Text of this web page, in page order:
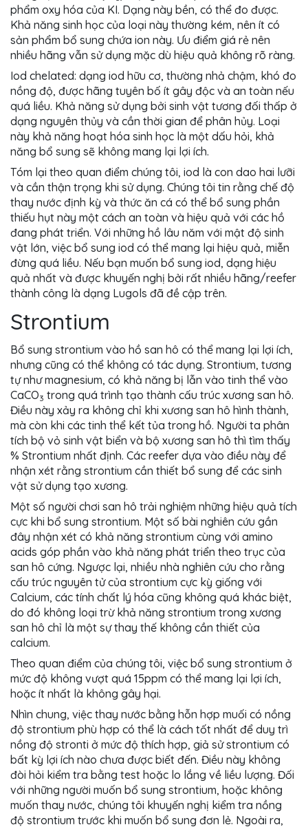
phẩm oxy hóa của KI. Dạng này bền, có thể đo được.
Khả năng sinh học của loại này thường kém, nên ít có
sản phẩm bổ sung chứa ion này. Ưu điểm giá rẻ nên
nhiều hãng vẫn sử dụng mặc dù hiệu quả không rõ ràng.
Iod chelated: dạng iod hữu cơ, thường nhả chậm, khó đo
nồng độ, được hãng tuyên bố ít gây độc và an toàn nếu
quá liều. Khả năng sử dụng bởi sinh vật tương đối thấp ở
dạng nguyên thủy và cần thời gian để phân hủy. Loại
này khả năng hoạt hóa sinh học là một dấu hỏi, khả
năng bổ sung sẽ không mang lại lợi ích.
Tóm lại theo quan điểm chúng tôi, iod là con dao hai lưỡi
và cần thận trọng khi sử dụng. Chúng tôi tin rằng chế độ
thay nước định kỳ và thức ăn cá có thể bổ sung phần
thiếu hụt này một cách an toàn và hiệu quả với các hồ
đang phát triển. Với những hồ lâu năm với mật độ sinh
vật lớn, việc bổ sung iod có thể mang lại hiệu quả, miễn
đừng quá liều. Nếu bạn muốn bổ sung iod, dạng hiệu
quả nhất và được khuyến nghị bởi rất nhiều hãng/reefer
thành công là dạng Lugols đã đề cập trên.
Strontium
Bổ sung strontium vào hồ san hô có thể mang lại lợi ích,
nhưng cũng có thể không có tác dụng. Strontium, tương
tự như magnesium, có khả năng bị lẫn vào tinh thể vào
CaCO3 trong quá trình tạo thành cấu trúc xương san hô.
Điều này xảy ra không chỉ khi xương san hô hình thành,
mà còn khi các tinh thể kết tủa trong hồ. Người ta phân
tích bộ vỏ sinh vật biển và bộ xương san hô thì tìm thấy
% Strontium nhất định. Các reefer dựa vào điều này để
nhận xét rằng strontium cần thiết bổ sung để các sinh
vật sử dụng tạo xương.
Một số người chơi san hô trải nghiệm những hiệu quả tích
cực khi bổ sung strontium. Một số bài nghiên cứu gần
đây nhận xét có khả năng strontium cùng với amino
acids góp phần vào khả năng phát triển theo trục của
san hô cứng. Ngược lại, nhiều nhà nghiên cứu cho rằng
cấu trúc nguyên tử của strontium cực kỳ giống với
Calcium, các tính chất lý hóa cũng không quá khác biệt,
do đó không loại trừ khả năng strontium trong xương
san hô chỉ là một sự thay thế không cần thiết của
calcium.
Theo quan điểm của chúng tôi, việc bổ sung strontium ở
mức độ không vượt quá 15ppm có thể mang lại lợi ích,
hoặc ít nhất là không gây hại.
Nhìn chung, việc thay nước bằng hỗn hợp muối có nồng
độ strontium phù hợp có thể là cách tốt nhất để duy trì
nồng độ stronti ở mức độ thích hợp, giả sử strontium có
bất kỳ lợi ích nào chưa được biết đến. Điều này không
đòi hỏi kiểm tra bằng test hoặc lo lắng về liều lượng. Đối
với những người muốn bổ sung strontium, hoặc không
muốn thay nước, chúng tôi khuyến nghị kiểm tra nồng
độ strontium trước khi muốn bổ sung đơn lẻ. Ngoài ra,